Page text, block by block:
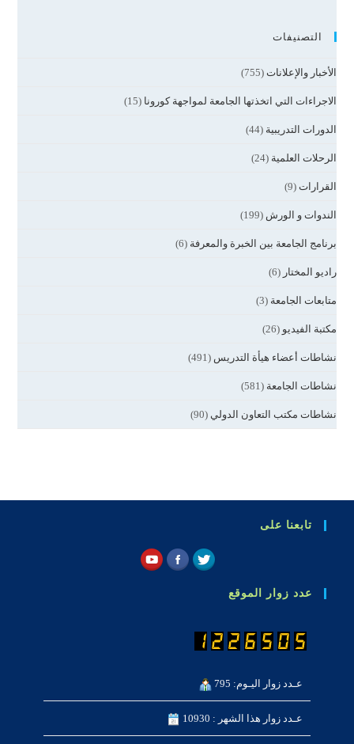
التصنيفات
الأخبار والإعلانات (755)
الاجراءات التي اتخذتها الجامعة لمواجهة كورونا (15)
الدورات التدريبية (44)
الرحلات العلمية (24)
القرارات (9)
الندوات و الورش (199)
برنامج الجامعة بين الخبرة والمعرفة (6)
راديو المختار (6)
متابعات الجامعة (3)
مكتبة الفيديو (26)
نشاطات أعضاء هيأة التدريس (491)
نشاطات الجامعة (581)
نشاطات مكتب التعاون الدولي (90)
تابعنا على
عدد زوار الموقع
عـدد زوار اليـوم: 795
عـدد زوار هذا الشهر : 10930